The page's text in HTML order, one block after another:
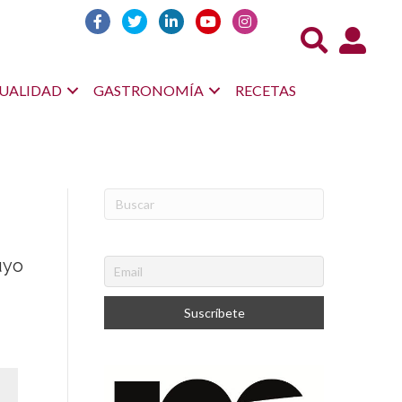
Acceso
GASTRONOMÍA RECETAS